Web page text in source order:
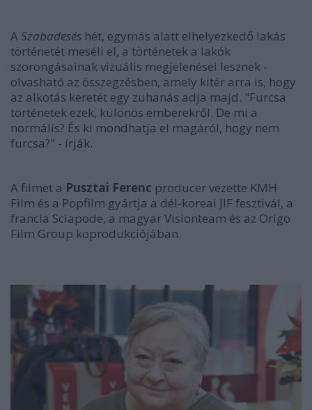
A Szabadesés hét, egymás alatt elhelyezkedő lakás
történetét meséli el, a történetek a lakók
szorongásainak vizuális megjelenései lesznek -
olvasható az összegzésben, amely kitér arra is, hogy
az alkotás keretét egy zuhanás adja majd. "Furcsa
történetek ezek, különös emberekről. De mi a
normális? És ki mondhatja el magáról, hogy nem
furcsa?" - írják.
A filmet a Pusztai Ferenc producer vezette KMH
Film és a Popfilm gyártja a dél-koreai JIF fesztivál, a
francia Sciapode, a magyar Visionteam és az Origo
Film Group koprodukciójában.